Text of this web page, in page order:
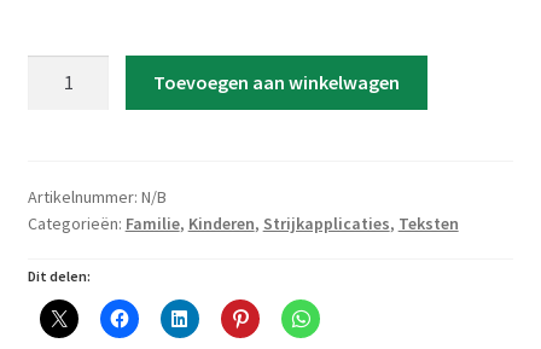
Toevoegen aan winkelwagen
Artikelnummer: N/B
Categorieën: Familie, Kinderen, Strijkapplicaties, Teksten
Dit delen: